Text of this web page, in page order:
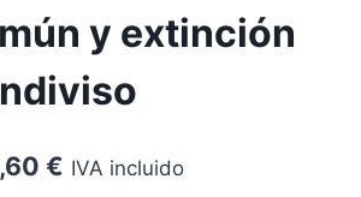
y extinción
€ El
IVA incluido